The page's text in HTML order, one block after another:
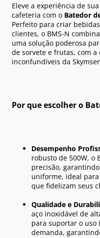
Eleve a experiência de
cafeteria com o Batedor
Perfeito para criar
clientes, o BMS-N
uma solução poderosa
de sorvete e frutas, com
inconfundíveis da
Por que escolher o
Desempenho
robusto de 500W, o
precisão,
uniforme, ideal
que fidelizam seus
Qualidade e
aço inoxidável de
para suportar o uso
demanda,